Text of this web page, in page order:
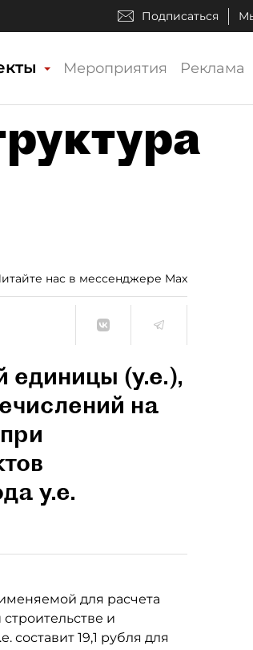
Подписаться
Мероприятия Реклама
нас в мессенджере Max
единицы (у.е.),
на
у.е.
для расчета
и
составит 19,1 рубля для